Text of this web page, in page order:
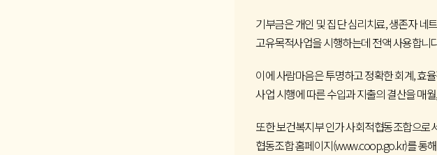
기부금은 개인 및 집단 심리치료, 생존자 네
고유목적사업을 시행하는데 전액 사용합니
이에 사람마음은 투명하고 정확한 회계, 효
사업 시행에 따른 수입과 지출의 결산을 매
또한 보건복지부 인가 사회적협동조합으로
협동조합 홈페이지(www.coop.go.kr)를 통